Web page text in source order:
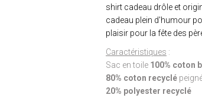
shirt cadeau drôle et
cadeau plein d'humour
plaisir pour la fête des
Caractéristiques :
Sac en toile 100% coton
80% coton recyclé
20% polyester recyclé